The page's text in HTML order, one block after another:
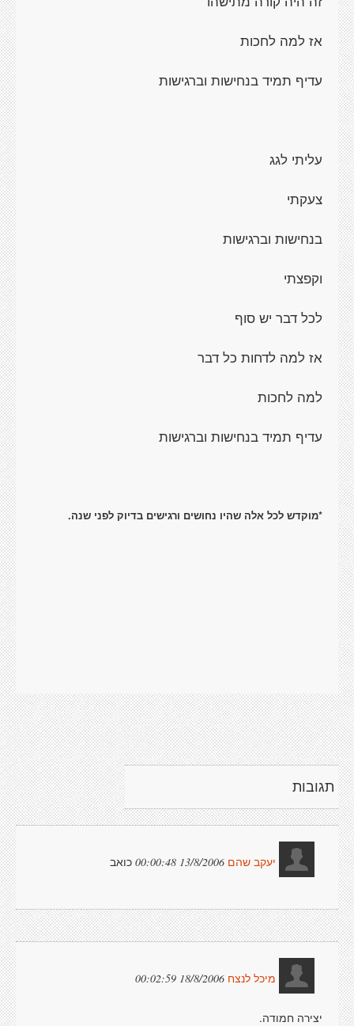
אז למה לחכות
עדיף תמיד בנחישות וברגישות
עליתי לגג
צעקתי
בנחישות וברגישות
וקפצתי
לכל דבר יש סוף
אז למה לדחות כל דבר
למה לחכות
עדיף תמיד בנחישות וברגישות
*מוקדש לכל אלה שהיו נחושים ורגישים בדיוק לפני שנה.
תגובות
יעקב שהם 13/8/2006 00:00:48 כואב
מיכל לנצח 18/8/2006 00:02:59
יצירה חמודה.